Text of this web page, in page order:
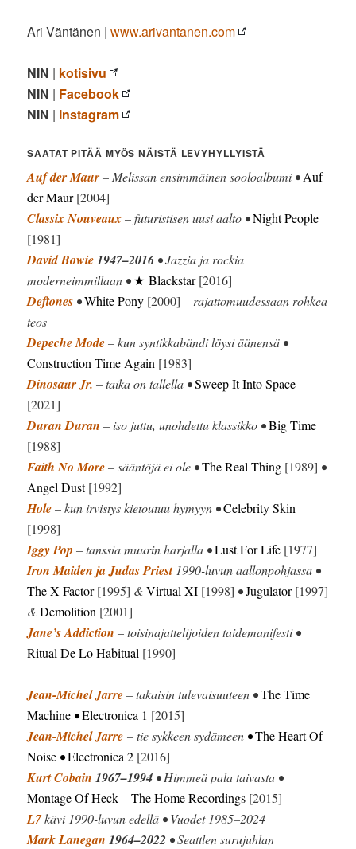
Ari Väntänen |www.arivantanen.com
NIN | kotisivu
NIN | Facebook
NIN | Instagram
SAATAT PITÄÄ MYÖS NÄISTÄ LEVYHYLLYISTÄ
Auf der Maur– Melissan ensimmäinen sooloalbumi •Auf
der Maur[2004]
Classix Nouveaux– futuristisen uusi aalto •Night People
[1981]
David Bowie1947–2016 • Jazzia ja rockia
moderneimmillaan •★ Blackstar[2016]
Deftones •White Pony [2000] – rajattomuudessaan rohkea
teos
Depeche Mode– kun syntikkabändi löysi äänensä •
Construction Time Again [1983]
Dinosaur Jr. – taika on tallella •Sweep It Into Space
[2021]
Duran Duran – iso juttu, unohdettu klassikko •Big Time
[1988]
Faith No More– sääntöjä ei ole •The Real Thing [1989] •
Angel Dust[1992]
Hole– kun irvistys kietoutuu hymyyn •Celebrity Skin
[1998]
Iggy Pop – tanssia muurin harjalla •Lust For Life [1977]
Iron Maiden ja Judas Priest1990-luvun aallonpohjassa •
The X Factor[1995] &Virtual XI [1998] •Jugulator[1997]
&Demolition [2001]
Jane’s Addiction – toisinajattelijoiden taidemanifesti •
Ritual De Lo Habitual [1990]
Jean-Michel Jarre– takaisin tulevaisuuteen •The Time
Machine •Electronica 1 [2015]
Jean-Michel Jarre – tie sykkeen sydämeen •The Heart Of
Noise •Electronica 2 [2016]
Kurt Cobain 1967–1994 • Himmeä pala taivasta •
Montage Of Heck– The Home Recordings [2015]
L7kävi 1990-luvun edellä • Vuodet 1985–2024
Mark Lanegan 1964–2022 • Seattlen surujuhlan